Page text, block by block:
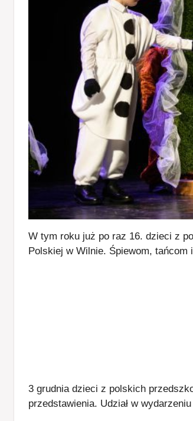
W tym roku już po raz 16. dzieci z
Polskiej w Wilnie. Śpiewom, tańcom
3 grudnia dzieci z polskich
przedstawienia. Udział w